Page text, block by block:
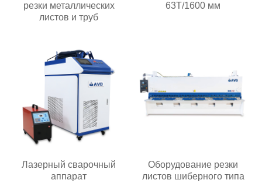
резки металлических
листов и труб
63T/1600 мм
Лазерный сварочный
аппарат
Оборудование резки
листов шиберного типа